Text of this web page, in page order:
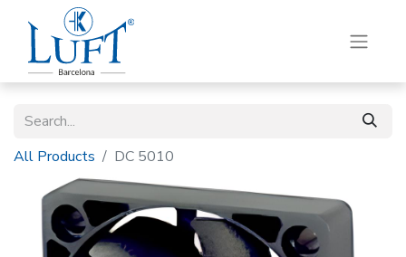
All Products DC 5010